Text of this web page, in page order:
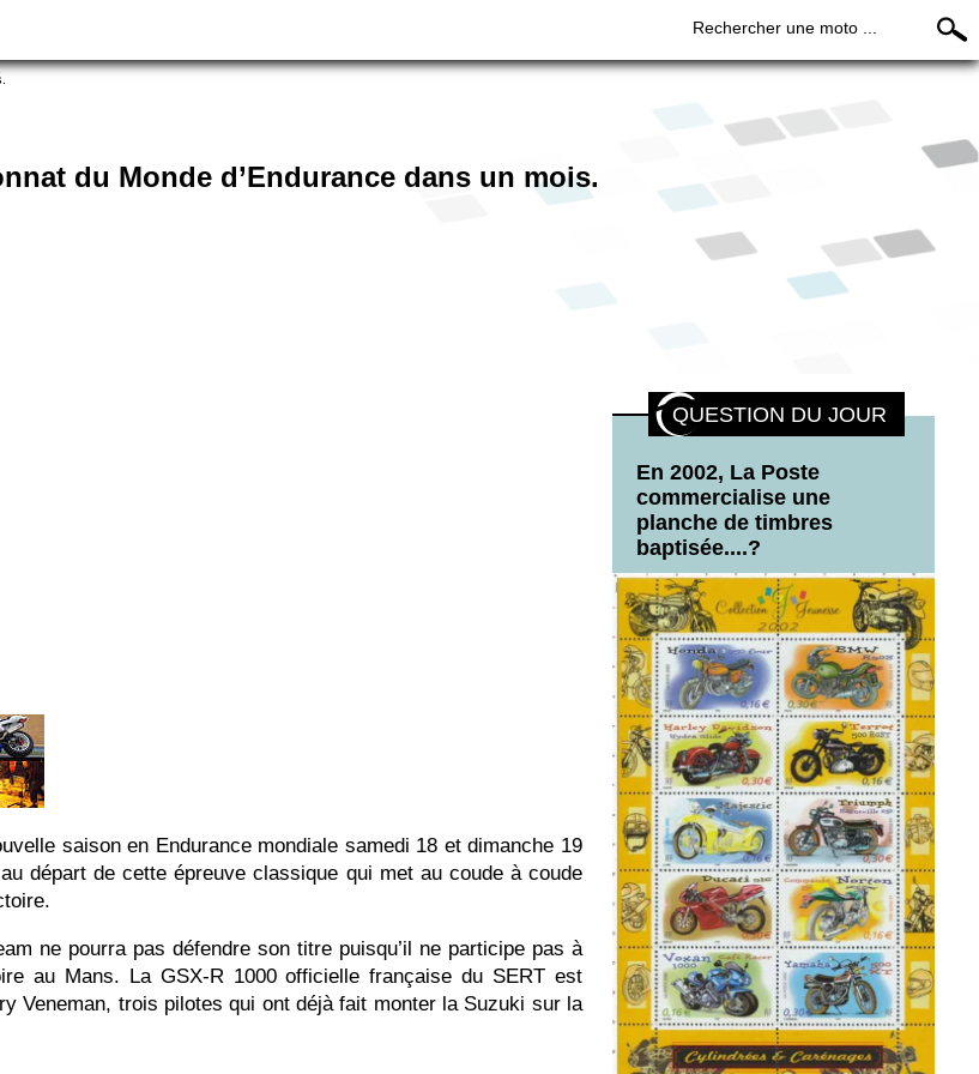
Rechercher une moto ...
du Monde d’Endurance dans un mois.
saison en Endurance mondiale samedi 18 et dimanche 19
départ de cette épreuve classique qui met au coude à coude
pourra pas défendre son titre puisqu’il ne participe pas à
au Mans. La GSX-R 1000 officielle française du SERT est
Veneman, trois pilotes qui ont déjà fait monter la Suzuki sur la
QUESTION DU JOUR
En 2002, La Poste
commercialise une
planche de timbres
baptisée....?